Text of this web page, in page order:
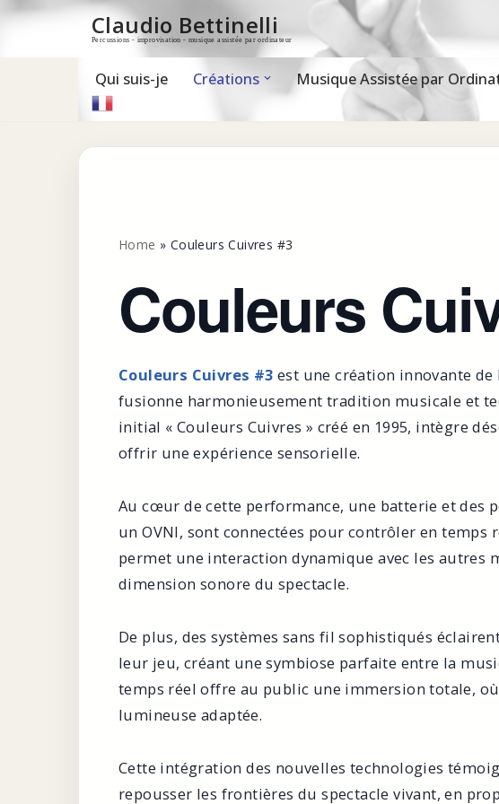
Claudio Bettinelli
Percussions - improvisation - musique assistée par ordinateur
Qui suis-je Créations Musique Assistée par
Home » Couleurs Cuivres #3
Couleurs
Couleurs Cuivres #3 est une création innovante
fusionne harmonieusement tradition musicale et
initial « Couleurs Cuivres » créé en 1995, intègre
offrir une expérience sensorielle.
Au cœur de cette performance, une batterie et des
un OVNI, sont connectées pour contrôler en temps
permet une interaction dynamique avec les autres
dimension sonore du spectacle.
De plus, des systèmes sans fil sophistiqués
leur jeu, créant une symbiose parfaite entre la
temps réel offre au public une immersion totale,
lumineuse adaptée.
Cette intégration des nouvelles technologies
repousser les frontières du spectacle vivant, en